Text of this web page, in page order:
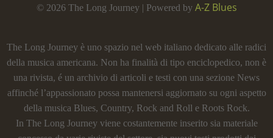
© 2026 The Long Journey | Powered by A-Z Blues
The Long Journey è uno spazio nel web italiano dedicato alle radici
della musica americana. Non ha finalità di tipo enciclopedico, non è
una rivista, é un archivio di articoli e testi con una sezione News
affinché l’appassionato possa mantenersi aggiornato su ogni aspetto
della musica Blues, Country, Rock and Roll e Roots Rock.
In The Long Journey viene costantemente inserito sia materiale